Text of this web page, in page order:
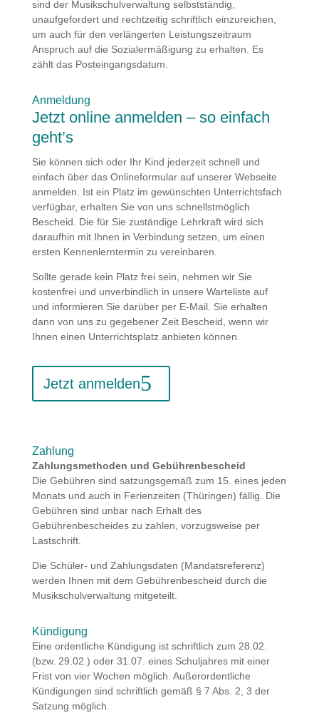
sind der Musikschulverwaltung selbstständig,
unaufgefordert und rechtzeitig schriftlich einzureichen,
um auch für den verlängerten Leistungszeitraum
Anspruch auf die Sozialermäßigung zu erhalten. Es
zählt das Posteingangsdatum.
Anmeldung
Jetzt online anmelden – so einfach
geht’s
Sie können sich oder Ihr Kind jederzeit schnell und
einfach über das Onlineformular auf unserer Webseite
anmelden. Ist ein Platz im gewünschten Unterrichtsfach
verfügbar, erhalten Sie von uns schnellstmöglich
Bescheid. Die für Sie zuständige Lehrkraft wird sich
daraufhin mit Ihnen in Verbindung setzen, um einen
ersten Kennenlerntermin zu vereinbaren.
Sollte gerade kein Platz frei sein, nehmen wir Sie
kostenfrei und unverbindlich in unsere Warteliste auf
und informieren Sie darüber per E-Mail. Sie erhalten
dann von uns zu gegebener Zeit Bescheid, wenn wir
Ihnen einen Unterrichtsplatz anbieten können.
Jetzt anmelden
Zahlung
Zahlungsmethoden und Gebührenbescheid
Die Gebühren sind satzungsgemäß zum 15. eines jeden
Monats und auch in Ferienzeiten (Thüringen) fällig. Die
Gebühren sind unbar nach Erhalt des
Gebührenbescheides zu zahlen, vorzugsweise per
Lastschrift.
Die Schüler- und Zahlungsdaten (Mandatsreferenz)
werden Ihnen mit dem Gebührenbescheid durch die
Musikschulverwaltung mitgeteilt.
Kündigung
Eine ordentliche Kündigung ist schriftlich zum 28.02.
(bzw. 29.02.) oder 31.07. eines Schuljahres mit einer
Frist von vier Wochen möglich. Außerordentliche
Kündigungen sind schriftlich gemäß § 7 Abs. 2, 3 der
Satzung möglich.